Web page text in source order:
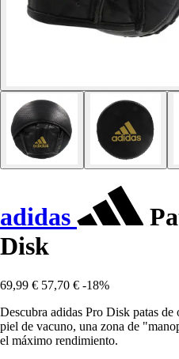
adidas
Disk
69,99 € 57,70 € -18%
Descubra adidas Pro Disk patas de
piel de vacuno, una zona de
el máximo rendimiento.